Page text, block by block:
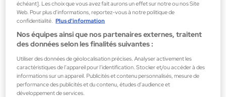
Montana Parfums
Parfums pour femme
59,35 €
échéant]. Les choix que vous avez fait aurons un effet sur notre ou nos Site
Web. Pour plus d’informations, reportez-vous à notre politique de
confidentialité. Plus d'information
Nos équipes ainsi que nos partenaires externes, traitent
des données selon les finalités suivantes :
Utiliser des données de géolocalisation précises. Analyser activement les
caractéristiques de l’appareil pour l’identification. Stocker et/ou accéder à des
informations sur un appareil. Publicités et contenu personnalisés, mesure de
performance des publicités et du contenu, études d’audience et
développement de services.